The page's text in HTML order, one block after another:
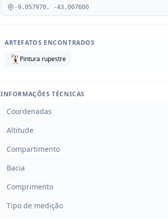
-9.057970, -43.007600
ARTEFATOS ENCONTRADOS
Pintura rupestre
INFORMAÇÕES TÉCNICAS
Coordenadas
Altitude
Compartimento
Bacia
Comprimento
Tipo de medição